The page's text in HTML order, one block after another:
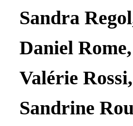
Sandra
Daniel Rome,
Valérie Rossi,
Sandrine